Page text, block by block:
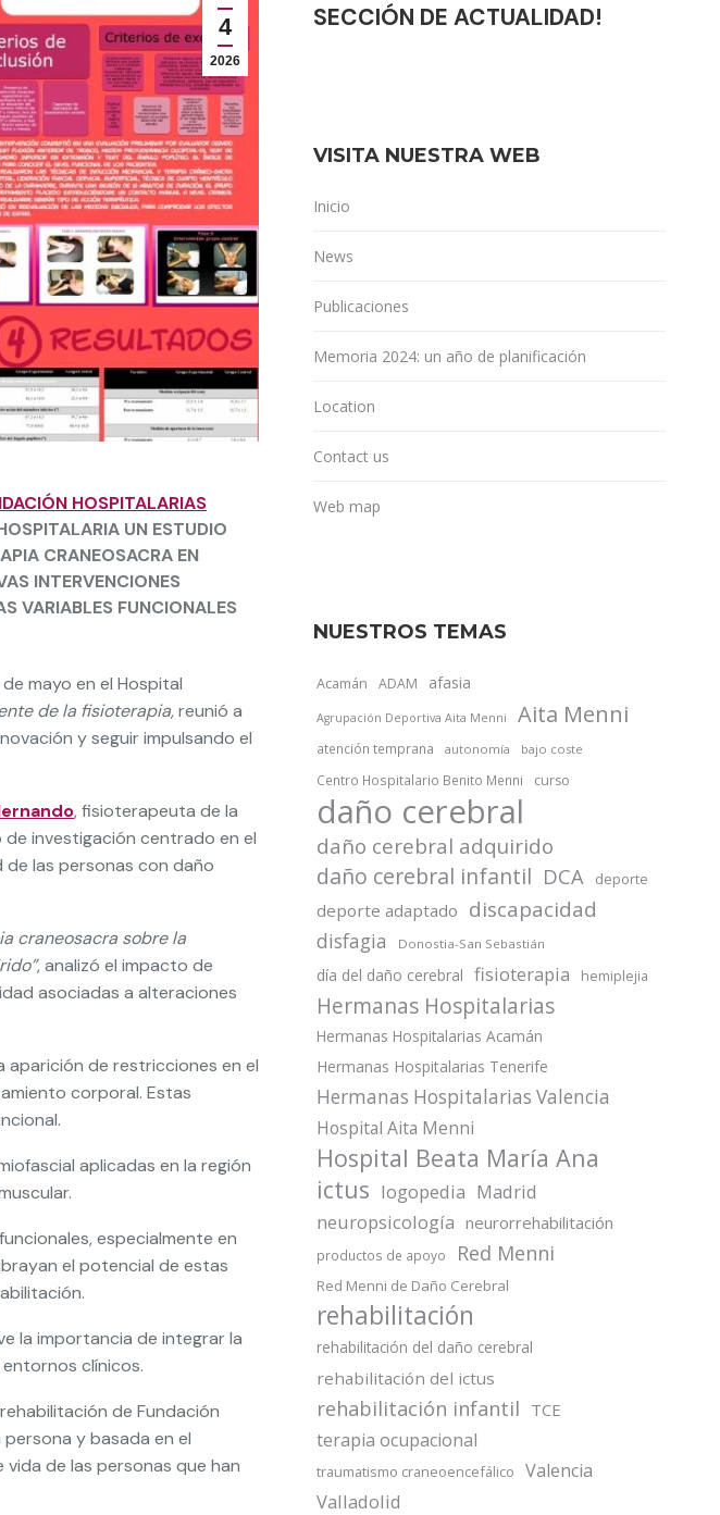
4
2026
HOSPITALARIAS
UN ESTUDIO
CRANEOSACRA EN
INTERVENCIONES
VARIABLES FUNCIONALES
mayo en el Hospital
de la fisioterapia,reunió a
y seguir impulsando el
, fisioterapeuta de la
investigación centrado en el
las personas con daño
craneosacra sobre la
, analizó el impacto de
asociadas a alteraciones
de restricciones en el
corporal. Estas
aplicadas en la región
especialmente en
el potencial de estas
la importancia de integrar la
clínicos.
de Fundación
y basada en el
de las personas que han
SECCIÓN DE ACTUALIDAD!
VISITA NUESTRA WEB
Inicio
News
Publicaciones
Memoria 2024: un año de planificación
Location
Contact us
Web map
NUESTROS TEMAS
Acamán ADAM afasia
Agrupación Deportiva Aita Menni Aita Menni
atención temprana autonomía bajo coste
Centro Hospitalario Benito Menni curso
daño cerebral
daño cerebral adquirido
daño cerebral infantil DCA deporte
deporte adaptado discapacidad
disfagia Donostia-San Sebastián
día del daño cerebral fisioterapia hemiplejia
Hermanas Hospitalarias
Hermanas Hospitalarias Acamán
Hermanas Hospitalarias Tenerife
Hermanas Hospitalarias Valencia
Hospital Aita Menni
Hospital Beata María Ana
ictus logopedia Madrid
neuropsicología neurorrehabilitación
productos de apoyo Red Menni
Red Menni de Daño Cerebral
rehabilitación
rehabilitación del daño cerebral
rehabilitación del ictus
rehabilitación infantil TCE
terapia ocupacional
traumatismo craneoencefálico Valencia
Valladolid